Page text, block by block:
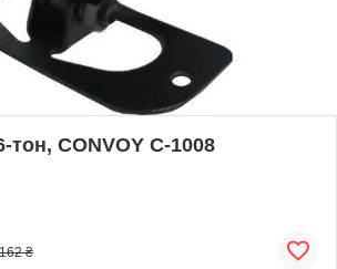
тон, CONVOY C-1008
162 ₴